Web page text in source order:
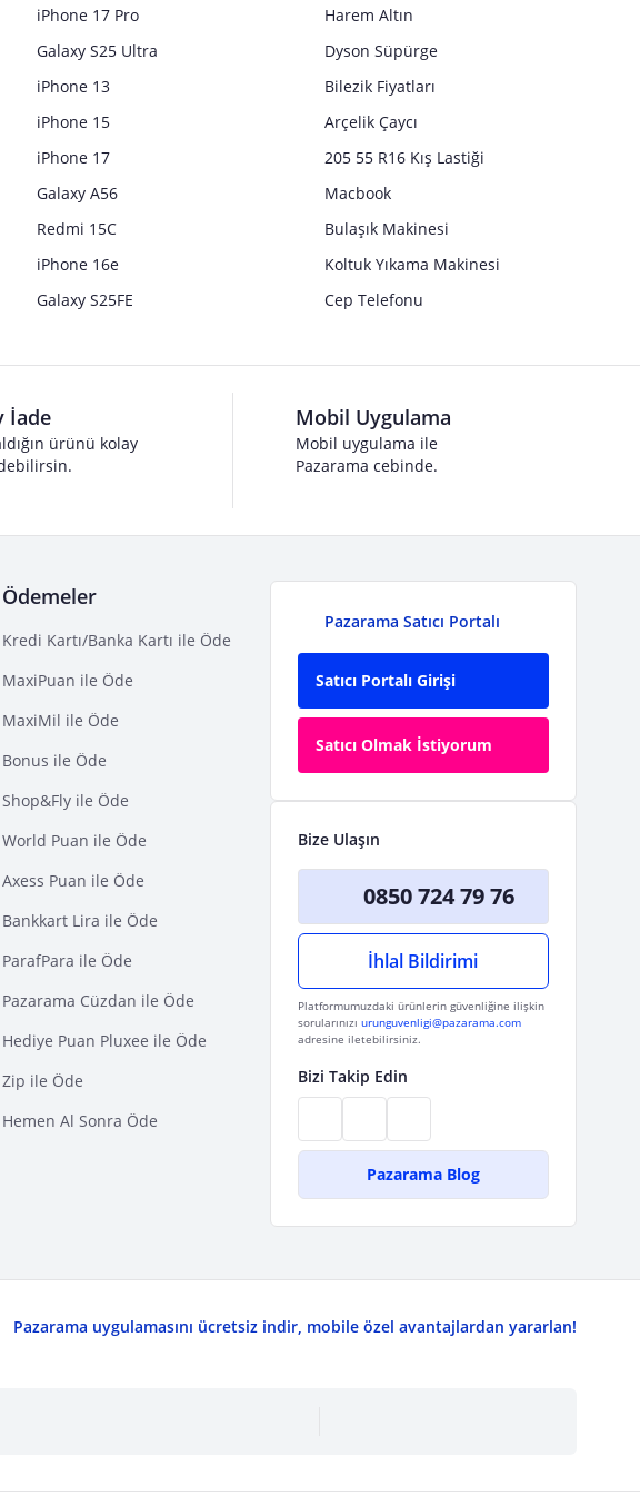
iPhone 17 Pro
Galaxy S25 Ultra
iPhone 13
iPhone 15
iPhone 17
Galaxy A56
Redmi 15C
iPhone 16e
Galaxy S25FE
Harem Altın
Dyson Süpürge
Bilezik Fiyatları
Arçelik Çaycı
205 55 R16 Kış Lastiği
Macbook
Bulaşık Makinesi
Koltuk Yıkama Makinesi
Cep Telefonu
İade
ürünü kolay
Mobil Uygulama
Mobil uygulama ile
Pazarama cebinde.
Ödemeler
Kredi Kartı/Banka Kartı ile Öde
MaxiPuan ile Öde
MaxiMil ile Öde
Bonus ile Öde
Shop&Fly ile Öde
World Puan ile Öde
Axess Puan ile Öde
Bankkart Lira ile Öde
ParafPara ile Öde
Pazarama Cüzdan ile Öde
Hediye Puan Pluxee ile Öde
Zip ile Öde
Hemen Al Sonra Öde
Pazarama Satıcı Portalı
Satıcı Portalı Girişi
Satıcı Olmak İstiyorum
Bize Ulaşın
0850 724 79 76
İhlal Bildirimi
Platformumuzdaki ürünlerin güvenliğine ilişkin
sorularınızı urunguvenligi@pazarama.com
adresine iletebilirsiniz.
Bizi Takip Edin
Pazarama Blog
Pazarama uygulamasını ücretsiz indir, mobile özel avantajlardan yararlan!